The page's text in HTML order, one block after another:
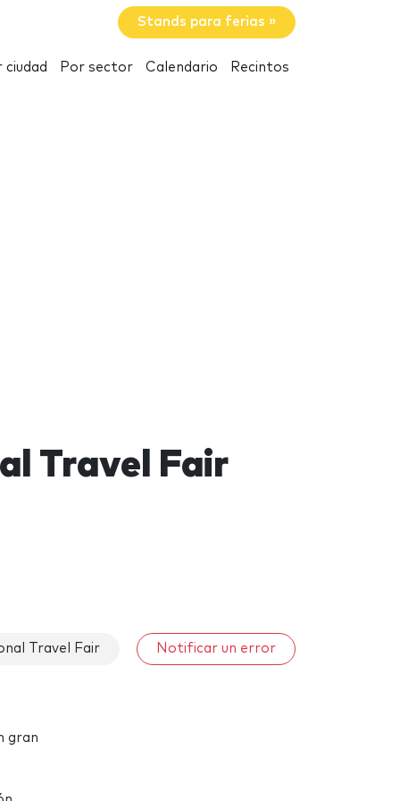
Stands para ferias »
ciudad Por sector Calendario Recintos
Travel Fair
Travel Fair Notificar un error
gran